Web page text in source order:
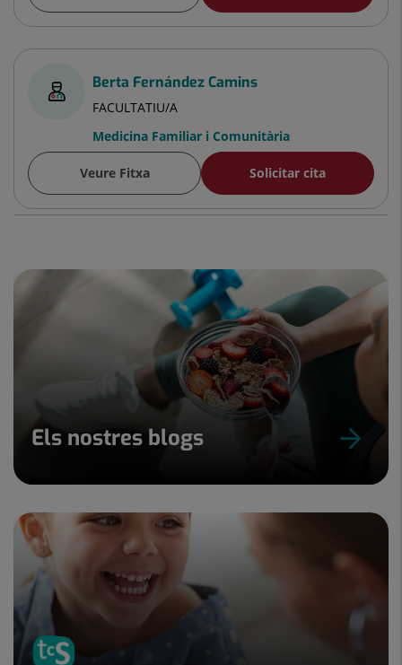
Berta Fernández Camins
FACULTATIU/A
Medicina Familiar i Comunitària
Veure Fitxa Solicitar cita
Els nostres blogs